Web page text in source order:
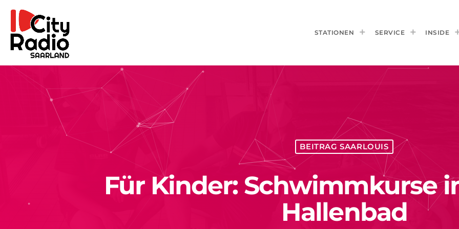
STATIONEN SERVICE INSIDE
BEITRAG SAARLOUIS
Für Kinder: Schwimmkurse
Hallenbad